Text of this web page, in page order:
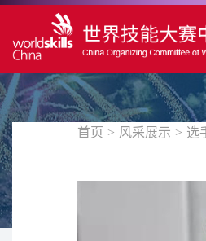
首页 > 风采展示 > 选